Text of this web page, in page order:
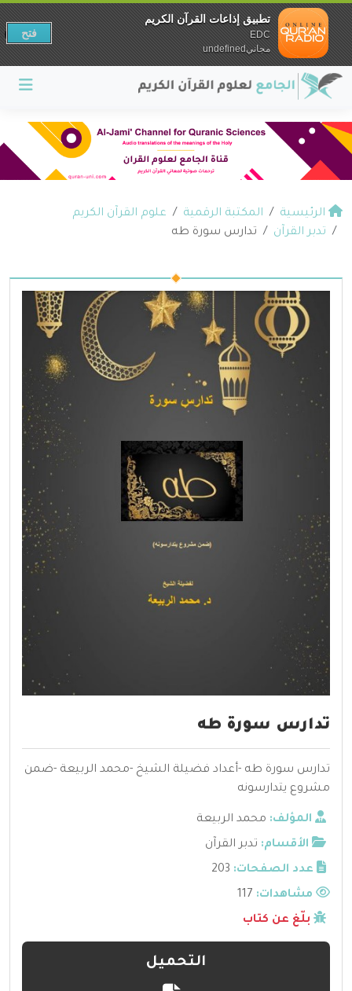
الرئيسية المكتبة الرقمية
علوم القرآن الكريم
تدبر القرآن
تدارس سورة طه
تدارس سورة طه
تدارس سورة طه -أعداد فضيلة الشيخ -محمد الربيعة -ضمن
مشروع يتدارسونه
المؤلف: محمد الربيعة
الأقسام: تدبر القرآن
عدد الصفحات: 203
مشاهدات:
بلّغ عن كتاب
التحميل
تطبيق إذاعات القرآن الكريم
EDC
مجانيundefined
فتح